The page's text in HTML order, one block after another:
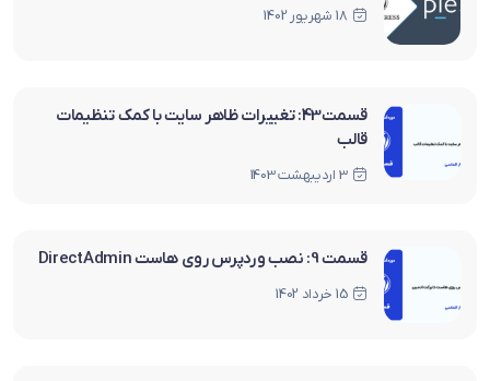
18 شهریور 1402
قسمت43: تغییرات ظاهر سایت با کمک تنظیمات
قالب
3 اردیبهشت 1403
قسمت 9: نصب وردپرس روی هاست DirectAdmin
15 خرداد 1402